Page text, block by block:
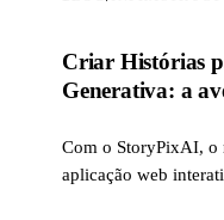
Criar Histórias
Generativa: a
Com o StoryPixAI,
aplicação web